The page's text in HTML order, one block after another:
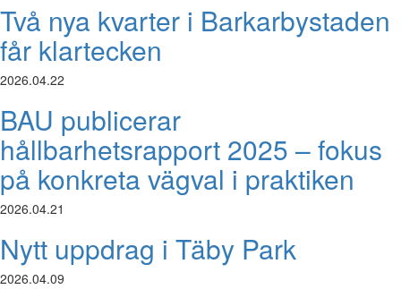
Två nya kvarter i Barkarbystaden
får klartecken
2026.04.22
BAU publicerar
hållbarhetsrapport 2025 – fokus
på konkreta vägval i praktiken
2026.04.21
Nytt uppdrag i Täby Park
2026.04.09